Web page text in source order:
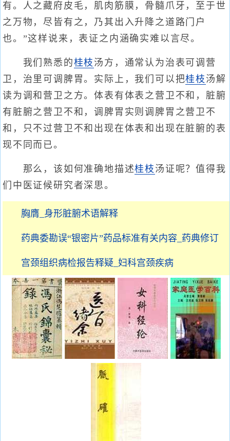
有。人之藏府皮毛，肌肉筋膜，骨髓爪牙，至于世
之万物，尽皆有之，乃其出入升降之道路门户
也。”这样说来，表证之内涵确实难以言尽。
我们熟悉的桂枝 汤方，通常认为治表可调营
卫，治里可调脾胃。实际上，我们可以把桂枝 汤解
读为调和营卫之方。体表有体表之营卫不和，脏腑
有脏腑之营卫不和，调脾胃实则调脾胃之营卫不
和，只不过营卫不和出现在体表和出现在脏腑的表
现不同而已。
那么，该如何准确地描述桂枝 汤证呢？值得我
们中医证候研究者深思。
胸膺_身形脏腑术语解释
药典委勘误“银密片”药品标准有关内容_药典修订
宫颈组织病检报告释疑_妇科宫颈疾病